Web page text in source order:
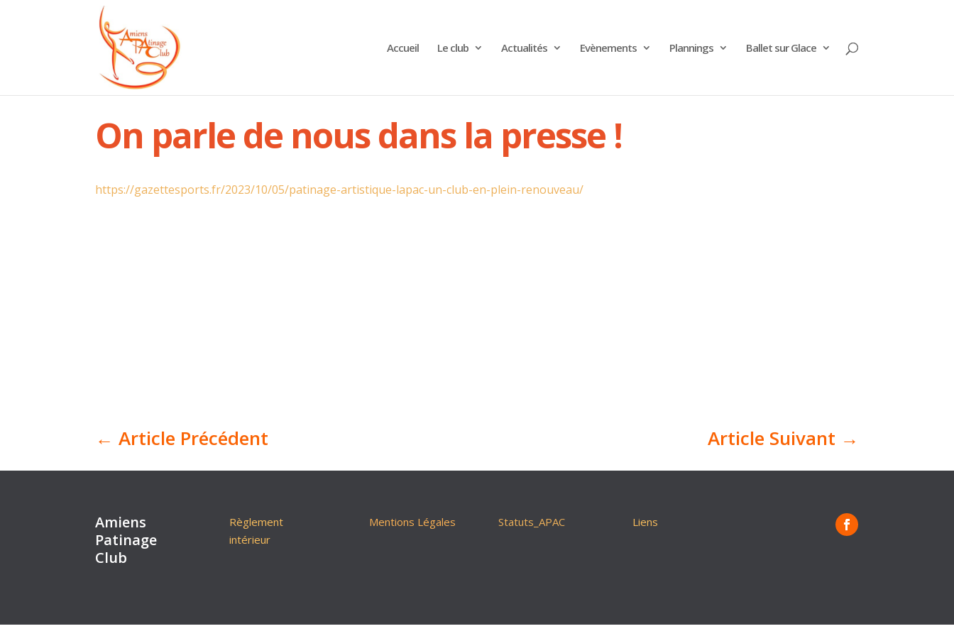
Accueil Le club Actualités Evènements Plannings Ballet sur Glace
On parle de nous dans la presse !
https://gazettesports.fr/2023/10/05/patinage-artistique-lapac-un-club-en-plein-renouveau/
←Article Précédent Article Suivant →
Amiens
Patinage
Club
Règlement
intérieur
Mentions Légales Statuts_APAC Liens